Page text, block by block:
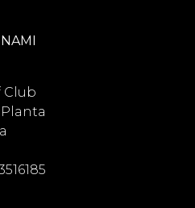
Club
Planta